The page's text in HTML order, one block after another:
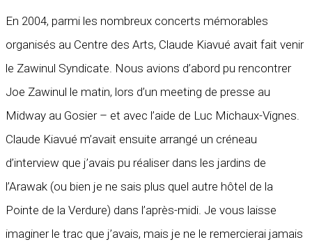
En 2004, parmi les nombreux concerts mémorables
organisés au Centre des Arts, Claude Kiavué avait fait venir
le Zawinul Syndicate. Nous avions d’abord pu rencontrer
Joe Zawinul le matin, lors d’un meeting de presse au
Midway au Gosier – et avec l’aide de Luc Michaux-Vignes.
Claude Kiavué m’avait ensuite arrangé un créneau
d’interview que j’avais pu réaliser dans les jardins de
l’Arawak (ou bien je ne sais plus quel autre hôtel de la
Pointe de la Verdure) dans l’après-midi. Je vous laisse
imaginer le trac que j’avais, mais je ne le remercierai jamais